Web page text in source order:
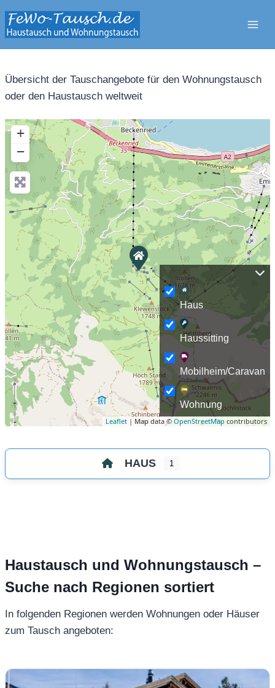
Inhalt
springen
Übersicht der Tauschangebote für den Wohnungstausch
oder den Haustausch weltweit
+
−
Leaflet | Map data © OpenStreetMap contributors
Haus
Haussitting
Mobilheim/Caravan
Wohnung
HAUS 1
Haustausch und Wohnungstausch –
Suche nach Regionen sortiert
In folgenden Regionen werden Wohnungen oder Häuser
zum Tausch angeboten: